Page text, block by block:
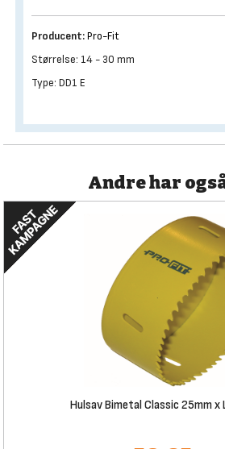
Producent:Pro-Fit
Størrelse: 14 - 30 mm
Type: DD1 E
Andre har
Hulsav Bimetal Classic 25mm x